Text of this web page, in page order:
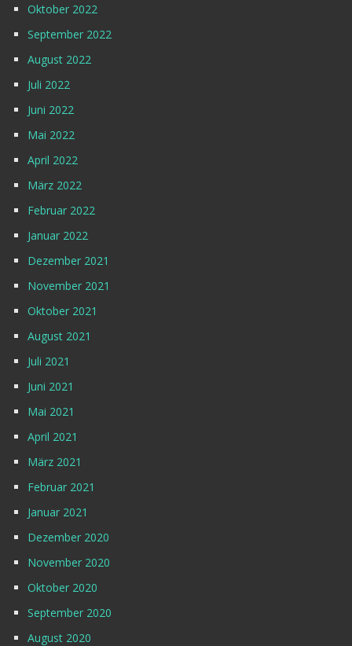
Oktober 2022
September 2022
August 2022
Juli 2022
Juni 2022
Mai 2022
April 2022
März 2022
Februar 2022
Januar 2022
Dezember 2021
November 2021
Oktober 2021
August 2021
Juli 2021
Juni 2021
Mai 2021
April 2021
März 2021
Februar 2021
Januar 2021
Dezember 2020
November 2020
Oktober 2020
September 2020
August 2020